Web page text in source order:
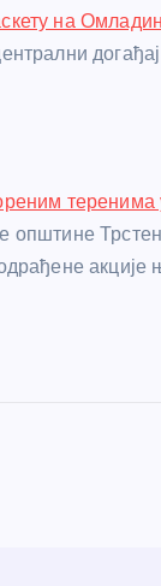
на
теренима
општине
акције